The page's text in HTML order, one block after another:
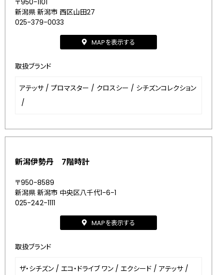
〒950-1101
新潟県 新潟市 西区山田27
025-379-0033
MAPを表示する
取扱ブランド
アテッサ / プロマスター / クロスシー / シチズンコレクション
/
新潟伊勢丹 7階時計
〒950-8589
新潟県 新潟市 中央区八千代1-6-1
025-242-1111
MAPを表示する
取扱ブランド
ザ・シチズン / エコ・ドライブ ワン / エクシード / アテッサ /